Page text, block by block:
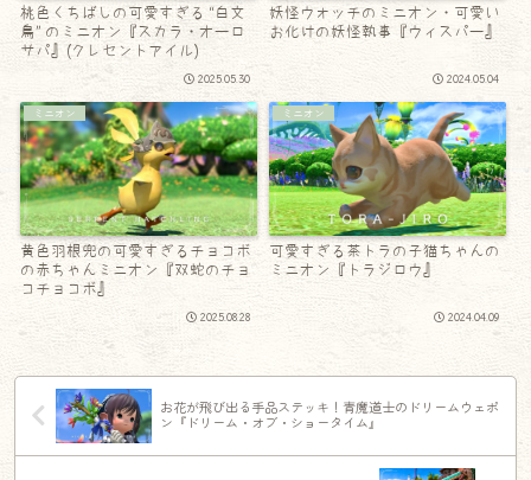
桃色くちばしの可愛すぎる “白文
鳥” のミニオン『スカラ・オーロ
サパ』(クレセントアイル)
2025.05.30
妖怪ウォッチのミニオン・可愛い
お化けの妖怪執事『ウィスパー』
2024.05.04
ミニオン
黄色羽根兜の可愛すぎるチョコボ
の赤ちゃんミニオン『双蛇のチョ
コチョコボ』
2025.08.28
ミニオン
可愛すぎる茶トラの子猫ちゃんの
ミニオン『トラジロウ』
2024.04.09
お花が飛び出る手品ステッキ！青魔道士のドリームウェポ
ン『ドリーム・オブ・ショータイム』